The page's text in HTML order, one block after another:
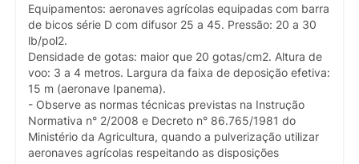
Equipamentos: aeronaves agrícolas equipadas com barra
de bicos série D com difusor 25 a 45. Pressão: 20 a 30
lb/pol2.
Densidade de gotas: maior que 20 gotas/cm2. Altura de
voo: 3 a 4 metros. Largura da faixa de deposição efetiva:
15 m (aeronave Ipanema).
- Observe as normas técnicas previstas na Instrução
Normativa n° 2/2008 e Decreto n° 86.765/1981 do
Ministério da Agricultura, quando a pulverização utilizar
aeronaves agrícolas respeitando as disposições